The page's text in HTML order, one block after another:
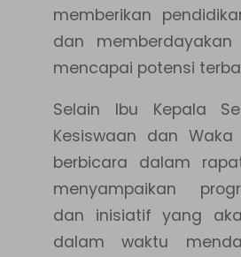
memberikan
dan
mencapai potensi
Selain Ibu Kepala
Kesiswaan dan
berbicara dalam
menyampaikan
dan inisiatif yang
dalam waktu